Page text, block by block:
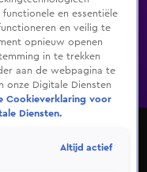
De Bondgenoten
'Hopen dat hij
en essentiële
en veilig te
opnieuw openen
in te trekken
aan de webpagina te
onze Digitale Diensten
Cookieverklaring voor
Diensten.
Altijd actief